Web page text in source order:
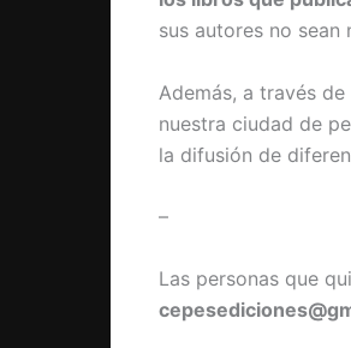
sus autores no sean
Además, a través
nuestra ciudad de
la difusión de
–
Las personas que